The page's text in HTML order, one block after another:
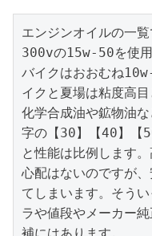
エンジンオイルの一
300vの15w-50を使用
バイクはおおむね
イクと夏場は粘度高
化学合成油や鉱物油
字の【30】【40】【
と性能は比例します
心配はないのですが
てしまいます。そう
ラや値段やメーカー